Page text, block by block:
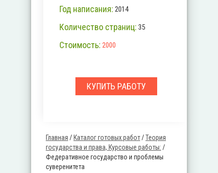
Вы здесь
Главная / Каталог готовых работ/Теория
государства и права, Курсовые работы: /
Федеративное государство и проблемы
суверенитета
Год написания: 2014
Количество страниц: 35
Стоимость: 2000
КУПИТЬ РАБОТУ